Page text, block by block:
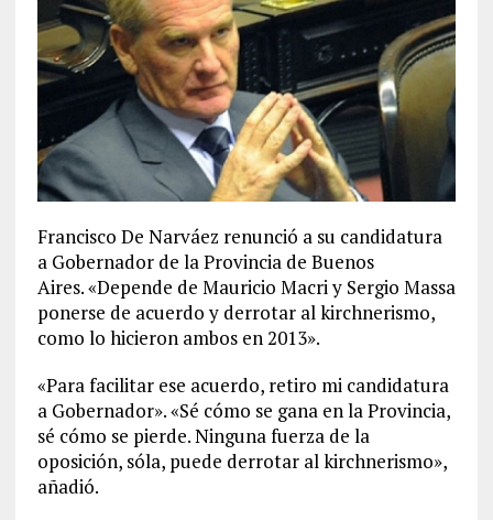
Francisco De Narváez renunció a su candidatura
a Gobernador de la Provincia de Buenos
Aires. «Depende de Mauricio Macri y Sergio Massa
ponerse de acuerdo y derrotar al kirchnerismo,
como lo hicieron ambos en 2013».
«Para facilitar ese acuerdo, retiro mi candidatura
a Gobernador». «Sé cómo se gana en la Provincia,
sé cómo se pierde. Ninguna fuerza de la
oposición, sóla, puede derrotar al kirchnerismo»,
añadió.